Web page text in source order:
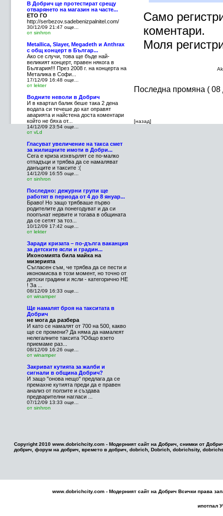
В Добрич ще протестират срещу
отварянето на магазин на часте...
ЕТО ГО
http://serbezov.sadebenizpalnitel.com/
30/12/09 21:47 още...
от sinhron
Metallica, Slayer, Megadeth и Anthrax
с общ концерт в Българ...
Ако се случи, това ще бъде най-
великият концерт, правен някога в
България!!! През 2008 г. на концерта на
Металика в Софи...
17/12/09 16:48 още...
от lekter
Водните неволи в Добрич
И в квартал балик беше така 2 дена
водата си течеше до кат оправят
аварията и найстена доста коментари
който не бяха от...
14/12/09 23:54 още...
от vLd
Гласуват увеличение на такса смет
за жилищните имоти в Добри...
Сега е криза изхвърлят се по-малко
отпадъци и трябва да се намаляват
данъците и таксите :(
14/12/09 16:55 още...
от sinhron
Последно: дежурни групи ще
работят в периода от 4 до 8 януар...
Браво! Но защо трябваше първо
родителите да понегодуват и да си
поопънат нервите и тогава в общината
да се сетят за тоз...
10/12/09 17:42 още...
от lekter
Заради кризата – по-дълга ваканция
за детските ясли и градин...
Икономията била майка на
мизерията
Съгласен съм, че трябва да се пести и
икономисва в този момент, но точно от
детски градини и ясли - категорично НЕ
! За ...
08/12/09 16:33 още...
от winamper
Ще намалят броя на такситата в
Добрич
не мога да разбера
И като се намалят от 700 на 500, какво
ще се промени? Да няма да намалеят
нелегалните таксита ?Общо взето
приемаме раз...
08/12/09 16:26 още...
от winamper
Закриват кутията за жалби и
сигнали в община Добрич?
И защо "онова нещо" предлага да се
премахне кутията преди да е правен
анализ от ползите и създава
предварителни нагласи ...
07/12/09 13:33 още...
от sinhron
Само
коментари.
Моля
Последна промяна (
[назад]
Copyright 2010 www.dobrichcity.com - Модерният сайт на Добрич, снимки от
добрич, форум на добрич, времето в добрич, dobrich, Dobrich, dobrichsity,
www.dobrichcity.com - Модерният сайт на Добрич Всички права
ипотпал